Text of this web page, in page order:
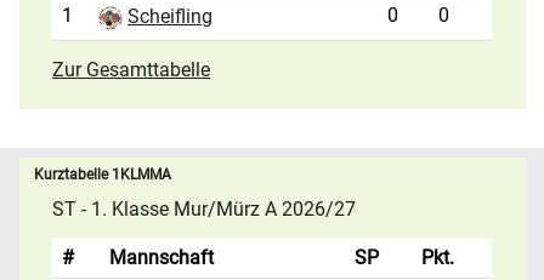
1
Scheifling 0 0
Zur Gesamttabelle
Kurztabelle 1KLMMA
ST - 1. Klasse Mur/Mürz A 2026/27
# Mannschaft SP
Pkt.